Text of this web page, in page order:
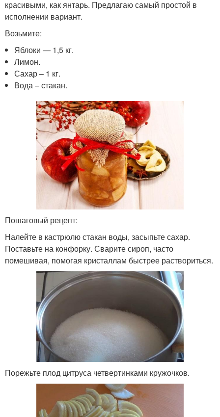
красивыми, как янтарь. Предлагаю самый простой в
исполнении вариант.
Возьмите:
Яблоки — 1,5 кг.
Лимон.
Сахар – 1 кг.
Вода – стакан.
Пошаговый рецепт:
Налейте в кастрюлю стакан воды, засыпьте сахар.
Поставьте на конфорку. Сварите сироп, часто
помешивая, помогая кристаллам быстрее раствориться.
Порежьте плод цитруса четвертинками кружочков.